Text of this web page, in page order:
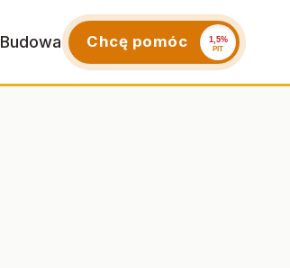
Chcę pomóc 1,5%
PIT
Budowa